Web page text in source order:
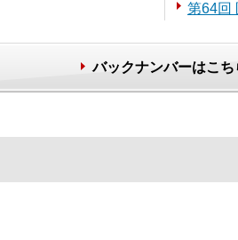
第64回
バックナンバーはこち